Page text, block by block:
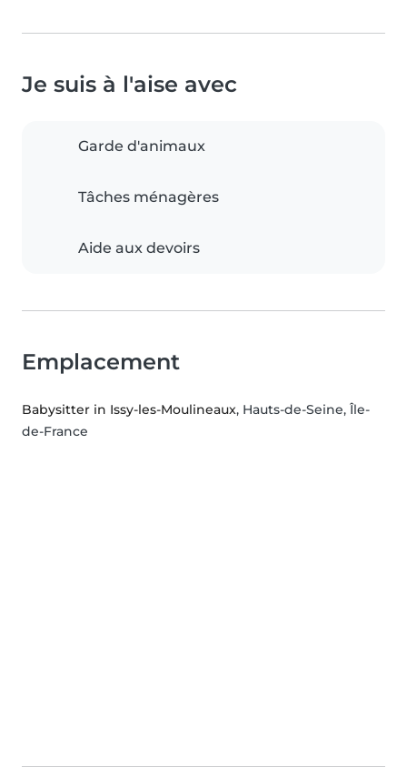
Je suis à l'aise avec
Garde d'animaux
Tâches ménagères
Aide aux devoirs
Emplacement
Babysitter in Issy-les-Moulineaux, Hauts-de-Seine, Île-
de-France